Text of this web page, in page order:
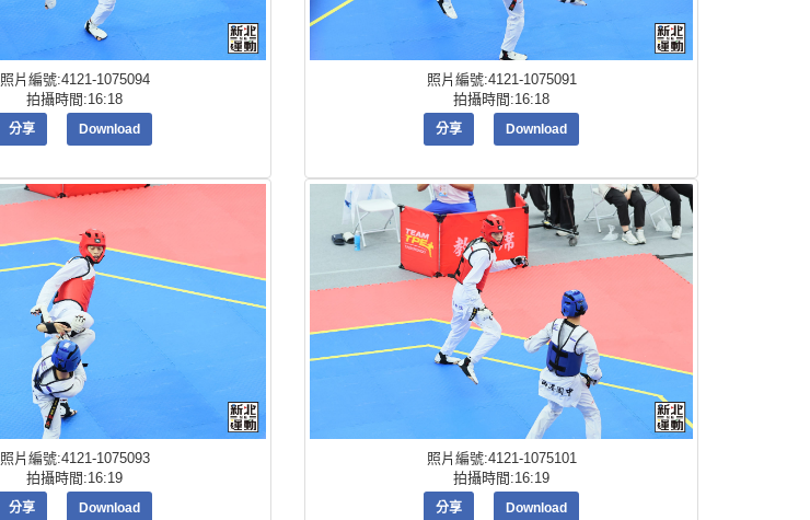
照片編號:4121-1075094
拍攝時間:16:18
分享 Download
照片編號:4121-1075091
拍攝時間:16:18
分享 Download
照片編號:4121-1075093
拍攝時間:16:19
分享 Download
照片編號:4121-1075101
拍攝時間:16:19
分享 Download